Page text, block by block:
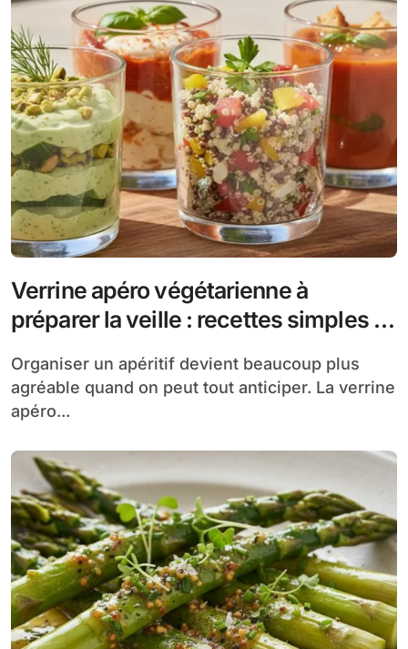
Verrine apéro végétarienne à
préparer la veille : recettes simples et
Organiser un apéritif devient beaucoup plus
agréable quand on peut tout anticiper. La verrine
apéro...